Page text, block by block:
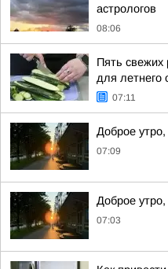
астрологов
08:06
Пять свежих
для летнего
07:11
Доброе
07:09
Доброе
07:03